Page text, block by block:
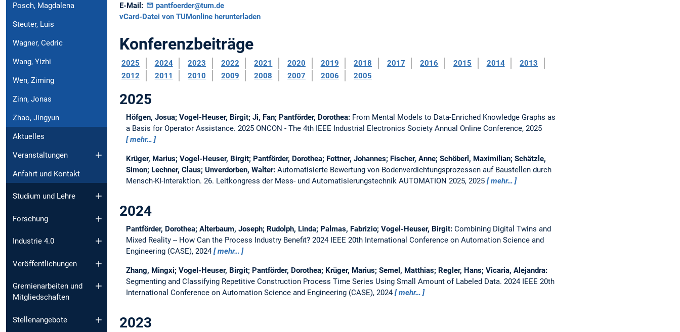
Posch, Magdalena
Steuter, Luis
Wagner, Cedric
Wang, Yizhi
Wen, Ziming
Zinn, Jonas
Zhao, Jingyun
Aktuelles
Veranstaltungen
Anfahrt und Kontakt
Studium und Lehre
Forschung
Industrie 4.0
Veröffentlichungen
Gremienarbeiten und
Mitgliedschaften
Stellenangebote
E-Mail:
pantfoerder@tum.de
vCard-Datei von TUMonline herunterladen
Konferenzbeiträge
2025 2024 2023 2022 2021 2020 2019 2018 2017 2016 2015 2014
2013
2012
2011 2010 2009 2008 2007 2006 2005
2025
Höfgen, Josua; Vogel-Heuser, Birgit; Ji, Fan; Pantförder, Dorothea: From Mental Models to Data-Enriched Knowledge Graphs as
a Basis for Operator Assistance. 2025 ONCON - The 4th IEEE Industrial Electronics Society Annual Online Conference, 2025
mehr…
Krüger, Marius; Vogel-Heuser, Birgit; Pantförder, Dorothea; Fottner, Johannes; Fischer, Anne; Schöberl, Maximilian; Schätzle,
Simon; Lechner, Claus; Unverdorben, Walter: Automatisierte Bewertung von Bodenverdichtungsprozessen auf Baustellen durch
Mensch-KI-Interaktion. 26. Leitkongress der Mess- und Automatisierungstechnik AUTOMATION 2025, 2025 mehr…
2024
Pantförder, Dorothea; Alterbaum, Joseph; Rudolph, Linda; Palmas, Fabrizio; Vogel-Heuser, Birgit: Combining Digital Twins and
Mixed Reality -- How Can the Process Industry Benefit? 2024 IEEE 20th International Conference on Automation Science and
Engineering (CASE), 2024
mehr…
Zhang, Mingxi; Vogel-Heuser, Birgit; Pantförder, Dorothea; Krüger, Marius; Semel, Matthias; Regler, Hans; Vicaria, Alejandra:
Segmenting and Classifying Repetitive Construction Process Time Series Using Small Amount of Labeled Data. 2024 IEEE 20th
International Conference on Automation Science and Engineering (CASE), 2024
mehr…
2023